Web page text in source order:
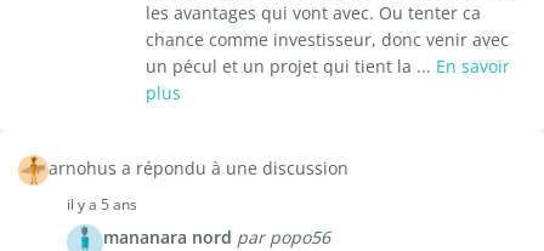
les avantages qui vont avec. Ou tenter ca
chance comme investisseur, donc venir avec
un pécul et un projet qui tient la ... En savoir
plus
arnohus a répondu à une discussion
il y a 5 ans
mananara nord par popo56